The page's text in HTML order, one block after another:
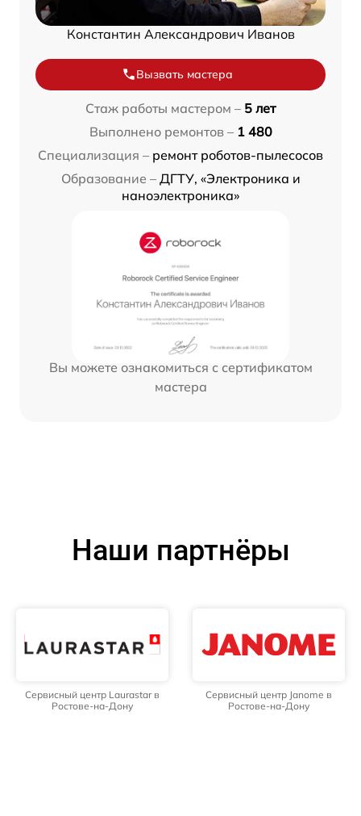
Константин Александрович Иванов
Вызвать мастера
Стаж работы мастером – 5 лет
Выполнено ремонтов – 1 480
Специализация – ремонт роботов-пылесосов
Образование – ДГТУ, «Электроника и
наноэлектроника»
Вы можете ознакомиться с сертификатом
мастера
Наши партнёры
Сервисный центр Laurastar в
Ростове-на-Дону
Сервисный центр Janome в
Ростове-на-Дону